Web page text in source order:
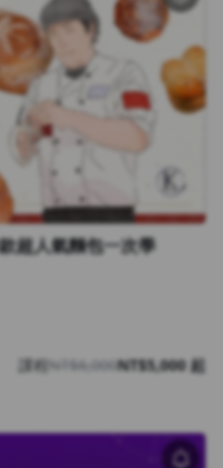
超人氣麵包一次學
課程NT$6,000NT$5,000 起